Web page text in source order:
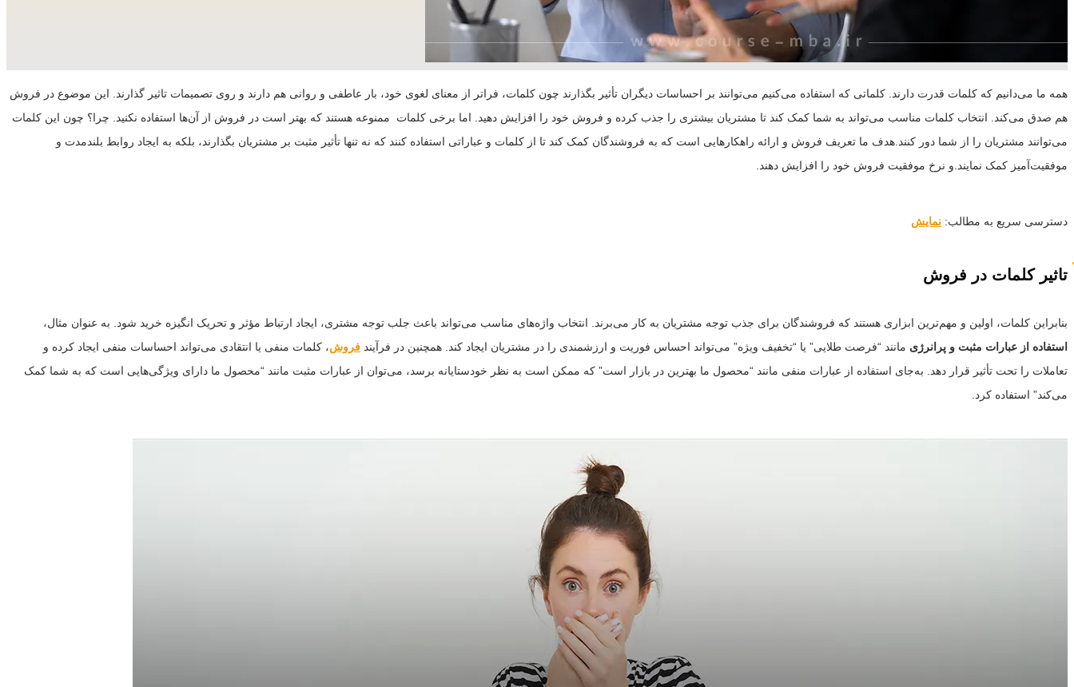
همه ما می‌دانیم که کلمات قدرت دارند. کلماتی که استفاده می‌کنیم می‌توانند بر احساسات دیگران تأثیر بگذارند چون کلمات، فراتر از معنای لغوی خود، بار عاطفی و روانی هم دارند و روی تصمیمات تاثیر گذارند. این موضوع در فروش
هم صدق می‌کند. انتخاب کلمات مناسب می‌تواند به شما کمک کند تا مشتریان بیشتری را جذب کرده و فروش خود را افزایش دهید. اما برخی کلمات ممنوعه هستند که بهتر است در فروش از آن‌ها استفاده نکنید. چرا؟ چون این کلمات
می‌توانند مشتریان را از شما دور کنند.هدف ما تعریف فروش و ارائه راهکارهایی است که به فروشندگان کمک کند تا از کلمات و عباراتی استفاده کنند که نه تنها تأثیر مثبت بر مشتریان بگذارند، بلکه به ایجاد روابط بلندمدت و
موفقیت‌آمیز کمک نمایند.و نرخ موفقیت فروش خود را افزایش دهند.
دسترسی سریع به مطالب: نمایش
تاثیر کلمات در فروش
بنابراین کلمات، اولین و مهم‌ترین ابزاری هستند که فروشندگان برای جذب توجه مشتریان به کار می‌برند. انتخاب واژه‌های مناسب می‌تواند باعث جلب توجه مشتری، ایجاد ارتباط مؤثر و تحریک انگیزه خرید شود. به عنوان مثال،
استفاده از عبارات مثبت و پرانرژی مانند “فرصت طلایی” یا “تخفیف ویژه” می‌تواند احساس فوریت و ارزشمندی را در مشتریان ایجاد کند. همچنین در فرآیند فروش، کلمات منفی یا انتقادی می‌تواند احساسات منفی ایجاد کرده و
تعاملات را تحت تأثیر قرار دهد. به‌جای استفاده از عبارات منفی مانند “محصول ما بهترین در بازار است” که ممکن است به نظر خودستایانه برسد، می‌توان از عبارات مثبت مانند “محصول ما دارای ویژگی‌هایی است که به شما کمک
می‌کند” استفاده کرد.